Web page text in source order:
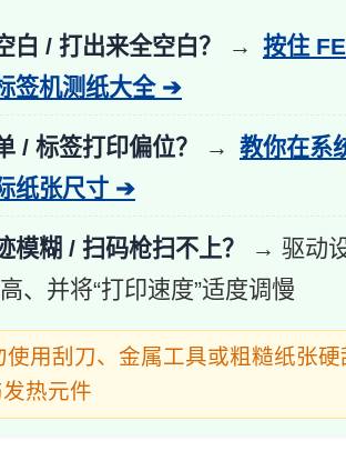
白 / 打出来全空白？ →
按住
签机测纸大全 ➔
/ 标签打印偏位？ →
教你在系
纸张尺寸 ➔
模糊 / 扫码枪扫不上？
→ 驱动
、并将“打印速度”适度调慢
用刮刀、金属工具或粗糙纸张
热元件